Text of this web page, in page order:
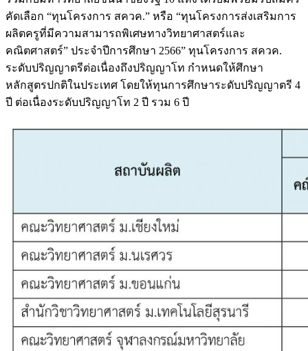
คัดเลือก “ทุนโครงการ สควค.” หรือ “ทุนโครงการส่งเสริมการ
ผลิตครูที่มีความสามารถพิเศษทางวิทยาศาสตร์และ
คณิตศาสตร์” ประจำปีการศึกษา 2566” ทุนโครงการ สควค.
ระดับปริญญาตรีต่อเนื่องถึงปริญญาโท กำหนดให้ศึกษา
หลักสูตรปกติในประเทศ โดยให้ทุนการศึกษาระดับปริญญาตรี 4
ปี ต่อเนื่องระดับปริญญาโท 2 ปี รวม 6 ปี